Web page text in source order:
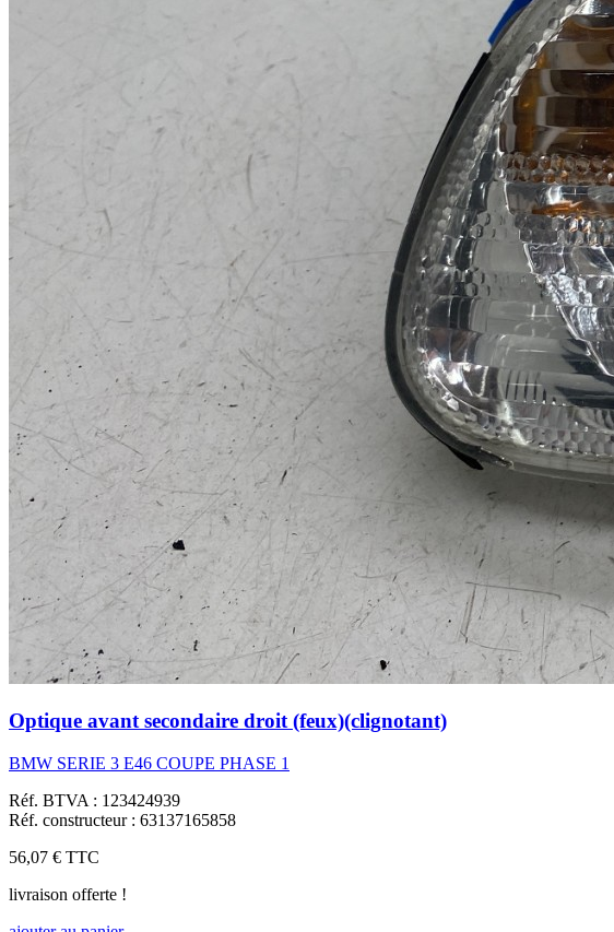
Optique avant secondaire droit (feux)(clignotant)
BMW SERIE 3 E46 COUPE PHASE 1
Réf. BTVA : 123424939
Réf. constructeur : 63137165858
56,07 € TTC
livraison offerte !